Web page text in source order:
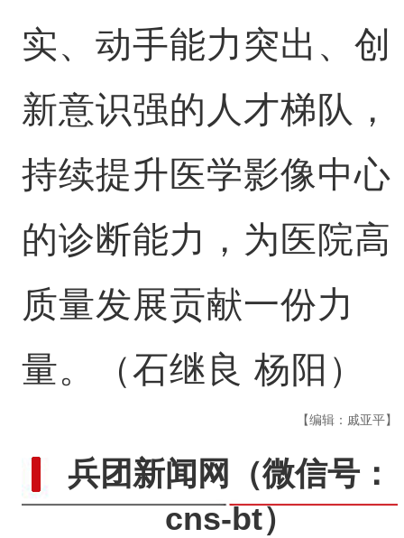
实、动手能力突出、创
新意识强的人才梯队，
持续提升医学影像中心
的诊断能力，为医院高
质量发展贡献一份力
量。（石继良 杨阳）
【编辑：戚亚平】
兵团新闻网
（微信号：
cns-bt）